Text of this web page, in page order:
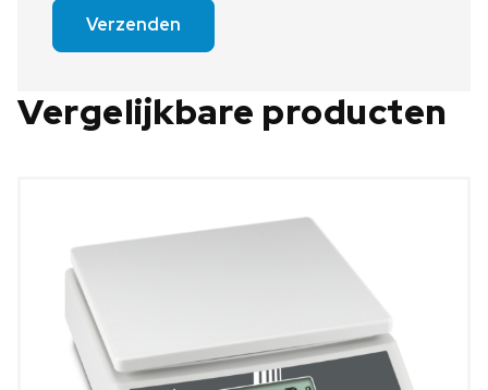
Verzenden
Vergelijkbare producten